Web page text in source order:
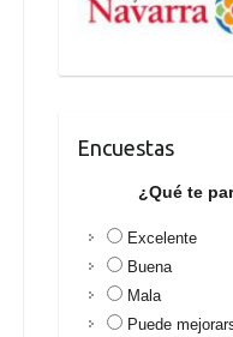
Encuestas
¿Qué te
Excelente
Buena
Mala
Puede